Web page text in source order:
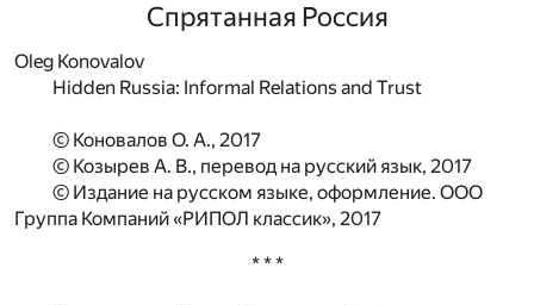
Спрятанная Россия
Oleg Konovalov
Hidden Russia: Informal Relations and Trust
© Коновалов О. А., 2017
© Козырев А. В., перевод на русский язык, 2017
© Издание на русском языке, оформление. ООО
Группа Компаний «РИПОЛ классик», 2017
* * *